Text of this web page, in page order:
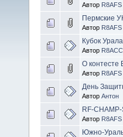
Автор R8AFS
Пермские
Автор R8AFS
Кубок
Автор R8ACC
О контесте
Автор R8AFS
День
Автор Антон
RF-
Автор R8AFS
Южно-